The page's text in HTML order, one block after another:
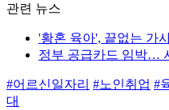
관련 뉴스
'황혼 육아', 끝없는 가
정부 공급카드 임박…
#어르신일자리 #노인취업 #
대